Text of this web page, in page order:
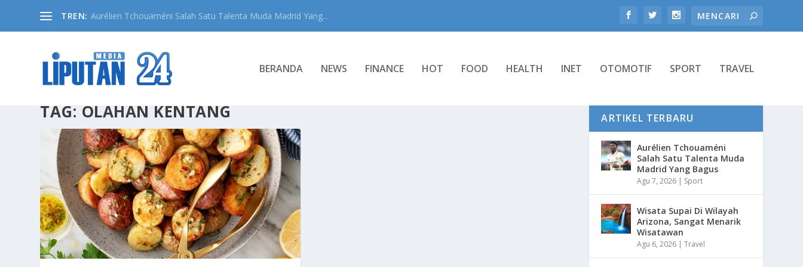
TREN: Aurélien Tchouaméni Salah Satu Talenta Muda Madrid Yang...
BERANDA NEWS FINANCE HOT FOOD HEALTH INET OTOMOTIF SPORT TRAVEL
TAG: OLAHAN KENTANG ARTIKEL TERBARU
Aurélien Tchouaméni
Salah Satu Talenta Muda
Madrid Yang Bagus
Agu 7, 2026 | Sport
Wisata Supai Di Wilayah
Arizona, Sangat Menarik
Wisatawan
Agu 6, 2026 |Travel